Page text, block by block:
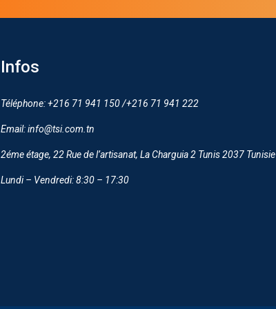
Infos
Téléphone: +216 71 941 150 /+216 71 941 222
Email: info@tsi.com.tn
2éme étage, 22 Rue de l’artisanat, La Charguia 2 Tunis 2037 Tunisie
Lundi – Vendredi: 8:30 – 17:30